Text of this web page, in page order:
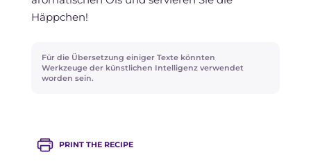
Häppchen!
Für die Übersetzung einiger Texte könnten
Werkzeuge der künstlichen Intelligenz verwendet
worden sein.
PRINT THE RECIPE